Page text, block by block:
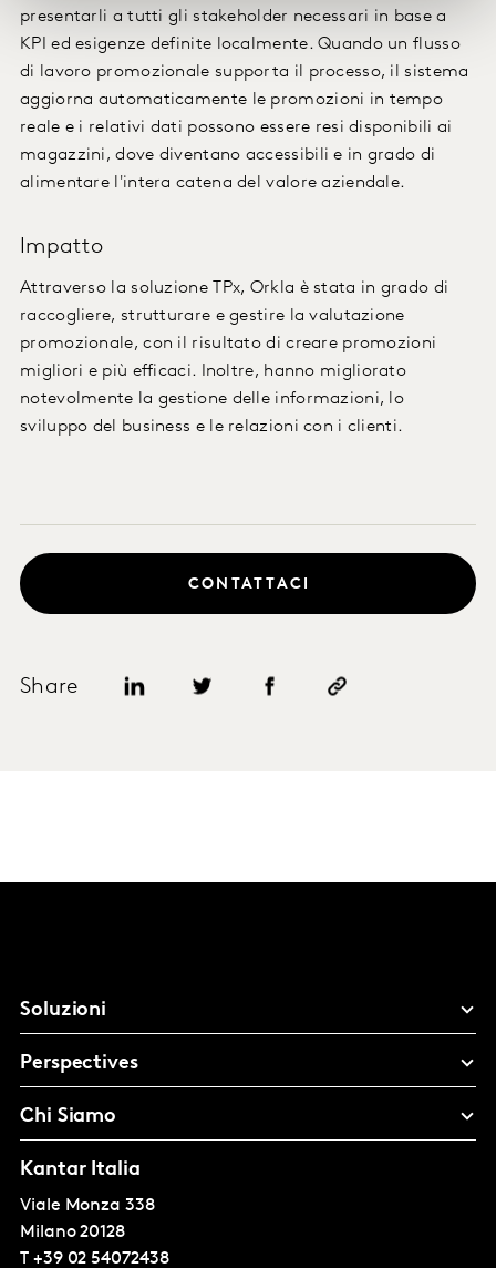
presentarli a tutti gli stakeholder necessari in base a
KPI ed esigenze definite localmente. Quando un flusso
di lavoro promozionale supporta il processo, il sistema
aggiorna automaticamente le promozioni in tempo
reale e i relativi dati possono essere resi disponibili ai
magazzini, dove diventano accessibili e in grado di
alimentare l'intera catena del valore aziendale.
Impatto
Attraverso la soluzione TPx, Orkla è stata in grado di
raccogliere, strutturare e gestire la valutazione
promozionale, con il risultato di creare promozioni
migliori e più efficaci. Inoltre, hanno migliorato
notevolmente la gestione delle informazioni, lo
sviluppo del business e le relazioni con i clienti.
Share
CONTATTACI
Soluzioni
Perspectives
Chi Siamo
Kantar Italia
Viale Monza 338
Milano 20128
T +39 02 54072438